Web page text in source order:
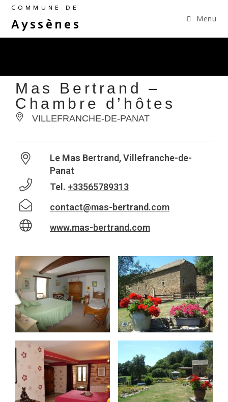
COMMUNE DE
Ayssènes Menu
Mas Bertrand –
Chambre d’hôtes
VILLEFRANCHE-DE-PANAT
Le Mas Bertrand, Villefranche-de-
Panat
Tel. +33565789313
contact@mas-bertrand.com
www.mas-bertrand.com